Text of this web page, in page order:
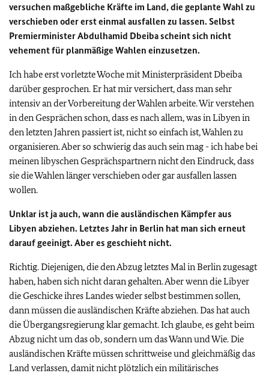
versuchen maßgebliche Kräfte im Land, die geplante Wahl zu
verschieben oder erst einmal ausfallen zu lassen. Selbst
Premierminister Abdulhamid Dbeiba scheint sich nicht
vehement für planmäßige Wahlen einzusetzen.
Ich habe erst vorletzte Woche mit Ministerpräsident Dbeiba
darüber gesprochen. Er hat mir versichert, dass man sehr
intensiv an der Vorbereitung der Wahlen arbeite. Wir verstehen
in den Gesprächen schon, dass es nach allem, was in Libyen in
den letzten Jahren passiert ist, nicht so einfach ist, Wahlen zu
organisieren. Aber so schwierig das auch sein mag - ich habe bei
meinen libyschen Gesprächspartnern nicht den Eindruck, dass
sie die Wahlen länger verschieben oder gar ausfallen lassen
wollen.
Unklar ist ja auch, wann die ausländischen Kämpfer aus
Libyen abziehen. Letztes Jahr in Berlin hat man sich erneut
darauf geeinigt. Aber es geschieht nicht.
Richtig. Diejenigen, die den Abzug letztes Mal in Berlin zugesagt
haben, haben sich nicht daran gehalten. Aber wenn die Libyer
die Geschicke ihres Landes wieder selbst bestimmen sollen,
dann müssen die ausländischen Kräfte abziehen. Das hat auch
die Übergangsregierung klar gemacht. Ich glaube, es geht beim
Abzug nicht um das ob, sondern um das Wann und Wie. Die
ausländischen Kräfte müssen schrittweise und gleichmäßig das
Land verlassen, damit nicht plötzlich ein militärisches